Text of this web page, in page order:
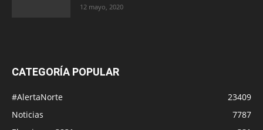
12 mayo, 2020
CATEGORÍA POPULAR
#AlertaNorte
23409
Noticias
7787